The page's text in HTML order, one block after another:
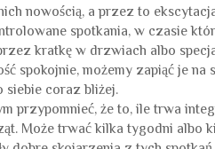
nowością, a przez to
spotkania, w czasie
kratkę w drzwiach albo
spokojnie, możemy zapiąć je na
siebie coraz bliżej.
przypomnieć, że to, ile trwa
Może trwać kilka tygodni albo